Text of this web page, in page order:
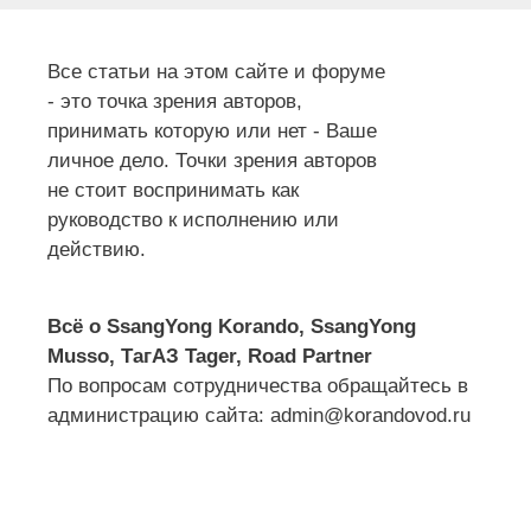
Все статьи на этом сайте и форуме
- это точка зрения авторов,
принимать которую или нет - Ваше
личное дело. Точки зрения авторов
не стоит воспринимать как
руководство к исполнению или
действию.
Всё о SsangYong Korando, SsangYong
Musso, ТагАЗ Tager, Road Partner
По вопросам сотрудничества обращайтесь в
администрацию сайта: admin@korandovod.ru